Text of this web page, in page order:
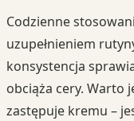
Codzienne
uzupełnieniem
konsystencja
obciąża cery. Warto
zastępuje kremu –